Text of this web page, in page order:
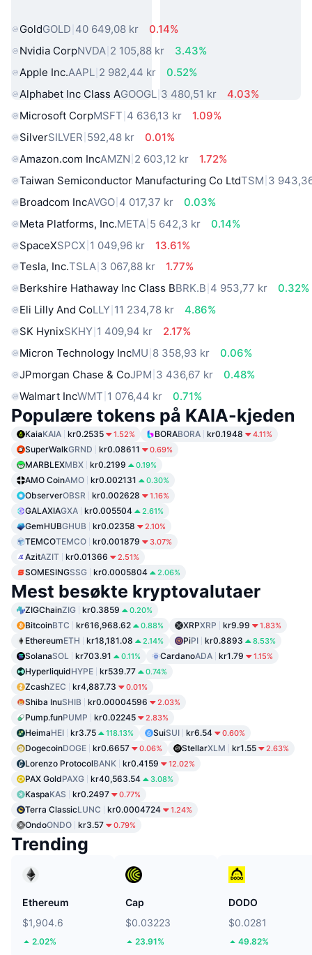
GoldGOLD 40 649,08 kr
0.14%
Nvidia CorpNVDA 2 105,88 kr
3.43%
Apple Inc.AAPL 2 982,44 kr
0.52%
Alphabet Inc Class AGOOGL 3 480,51 kr
4.03%
Microsoft CorpMSFT 4 636,13 kr
1.09%
SilverSILVER 592,48 kr
0.01%
Amazon.com IncAMZN 2 603,12 kr
1.72%
Taiwan Semiconductor Manufacturing Co LtdTSM 3
Broadcom IncAVGO 4 017,37 kr
0.03%
Meta Platforms, Inc.META 5 642,3 kr
0.14%
SpaceXSPCX 1 049,96 kr
13.61%
Tesla, Inc.TSLA 3 067,88 kr
1.77%
Berkshire Hathaway Inc Class BBRK.B 4 953,77 kr
0.32%
Eli Lilly And CoLLY 11 234,78 kr
4.86%
SK HynixSKHY 1 409,94 kr
2.17%
Micron Technology IncMU 8 358,93 kr
0.06%
JPmorgan Chase & CoJPM 3 436,67 kr
0.48%
Walmart IncWMT 1 076,44 kr 0.71%
Populære tokens på KAIA-kjeden
KaiaKAIA kr0.2535 1.52% BORABORA kr0.1948 4.11%
SuperWalkGRND kr0.08611 0.69%
MARBLEXMBX kr0.2199 0.19%
AMO CoinAMO kr0.002131 0.30%
ObserverOBSR kr0.002628 1.16%
GALAXIAGXA kr0.005504 2.61%
GemHUBGHUB kr0.02358 2.10%
TEMCOTEMCO kr0.001879 3.07%
AzitAZIT kr0.01366 2.51%
SOMESINGSSG kr0.0005804 2.06%
Mest besøkte kryptovalutaer
ZIGChainZIG kr0.3859 0.20%
BitcoinBTC kr616,968.62 0.88% XRPXRP kr9.99 1.83%
EthereumETH kr18,181.08 2.14% PiPI kr0.8893 8.53%
SolanaSOL kr703.91 0.11% CardanoADA kr1.79 1.15%
HyperliquidHYPE kr539.77 0.74%
ZcashZEC kr4,887.73 0.01%
Shiba InuSHIB kr0.00004596 2.03%
Pump.funPUMP kr0.02245 2.83%
HeimaHEI kr3.75 118.13% SuiSUI kr6.54 0.60%
DogecoinDOGE kr0.6657 0.06% StellarXLM kr1.55 2.63%
Lorenzo ProtocolBANK kr0.4159 12.02%
PAX GoldPAXG kr40,563.54 3.08%
KaspaKAS kr0.2497 0.77%
Terra ClassicLUNC kr0.0004724 1.24%
OndoONDO kr3.57 0.79%
Trending
Ethereum
$1,904.6
2.02%
Cap
$0.03223
23.91%
DODO
$0.0281
49.82%